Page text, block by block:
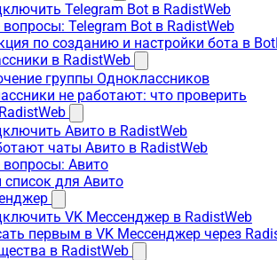
Telegram Bot в RadistWeb
Telegram Bot в RadistWeb
по созданию и настройки бота в
в RadistWeb
группы Одноклассников
не работают: что проверить
Авито в RadistWeb
чаты Авито в RadistWeb
Авито
для Авито
VK Мессенджер в RadistWeb
первым в VK Мессенджер через
в RadistWeb